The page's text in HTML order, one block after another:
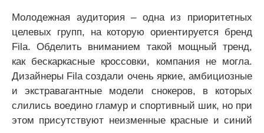
Молодежная аудитория – одна из приоритетных
целевых групп, на которую ориентируется бренд
Fila. Обделить вниманием такой мощный тренд,
как бескаркасные кроссовки, компания не могла.
Дизайнеры Fila создали очень яркие, амбициозные
и экстравагантные модели снокеров, в которых
слились воедино гламур и спортивный шик, но при
этом присутствуют неизменные красные и синий